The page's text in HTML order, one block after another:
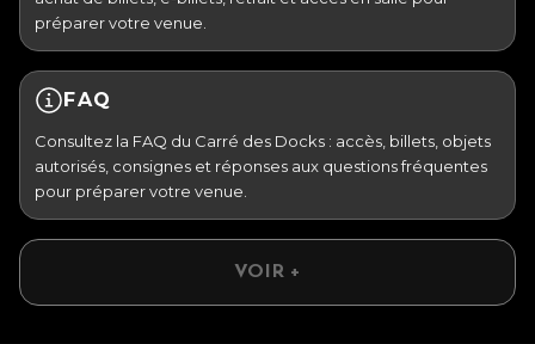
préparer votre venue.
FAQ
Consultez la FAQ du Carré des Docks : accès, billets, objets
autorisés, consignes et réponses aux questions fréquentes
pour préparer votre venue.
VOIR +